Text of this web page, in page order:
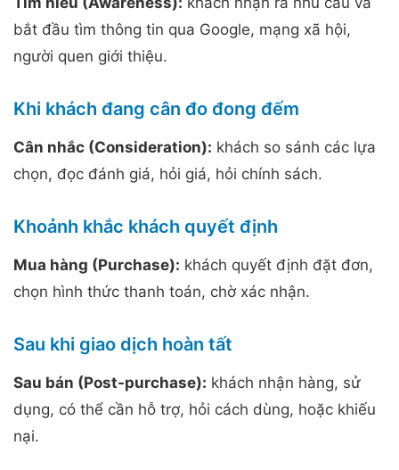
bắt đầu tìm thông tin qua Google, mạng xã hội,
người quen giới thiệu.
Khi khách đang cân đo đong đếm
Cân nhắc (Consideration): khách so sánh các lựa
chọn, đọc đánh giá, hỏi giá, hỏi chính sách.
Khoảnh khắc khách quyết định
Mua hàng (Purchase): khách quyết định đặt đơn,
chọn hình thức thanh toán, chờ xác nhận.
Sau khi giao dịch hoàn tất
Sau bán (Post-purchase): khách nhận hàng, sử
dụng, có thể cần hỗ trợ, hỏi cách dùng, hoặc khiếu
nại.